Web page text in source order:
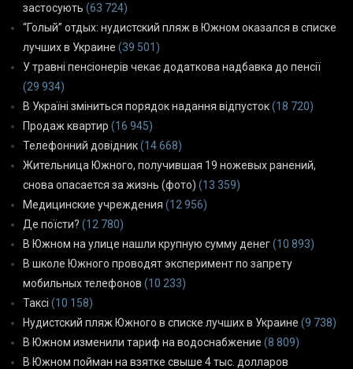
застосують (63 724)
“Голый” отдых: нудистский пляж в Южном оказался в списке
лучших в Украине (39 501)
У травні пенсіонерів чекає додаткова надбавка до пенсії
(29 934)
В Україні зміниться порядок надання відпусток(18 720)
Продаж квартир (16 945)
Телефонний довідник(14 668)
Жительница Южного, получившая 19 ножевых ранений,
снова опасается за жизнь (фото) (13 359)
Медицинские учреждения (12 956)
Де поїсти? (12 780)
В Южном на улице нашли крупную сумму денег(10 893)
В школе Южного проводят эксперимент по запрету
мобильных телефонов (10 233)
Таксі (10 158)
Нудистский пляж Южного в списке лучших в Украине (9 738)
В Южном изменили тариф на водоснабжение (8 809)
В Южном пойман на взятке свыше 4 тыс. долларов